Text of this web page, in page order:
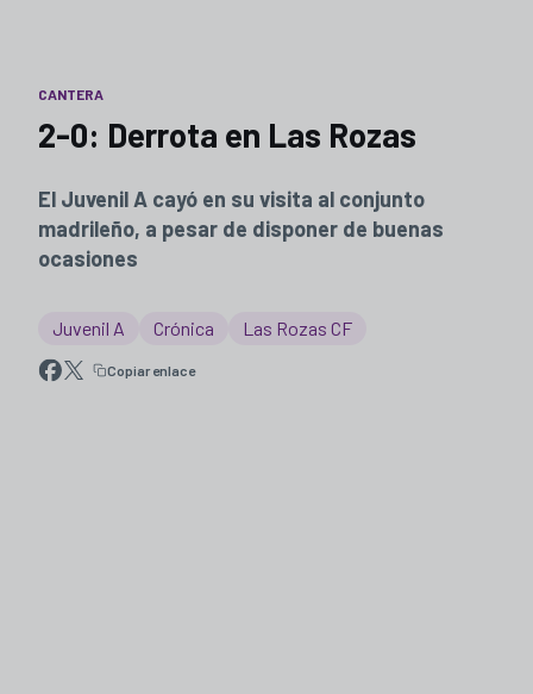
CANTERA
2-0: Derrota en Las Rozas
El Juvenil A cayó en su visita al conjunto
madrileño, a pesar de disponer de buenas
ocasiones
Juvenil A Crónica Las Rozas CF
Copiar enlace